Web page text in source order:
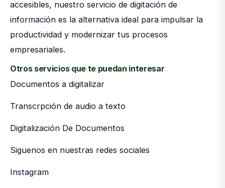
accesibles, nuestro servicio de digitación de
información es la alternativa ideal para impulsar la
productividad y modernizar tus procesos
empresariales.
Otros servicios que te puedan interesar
Documentos a digitalizar
Transcrpción de audio a texto
Digitalización De Documentos
Siguenos en nuestras redes sociales
Instagram